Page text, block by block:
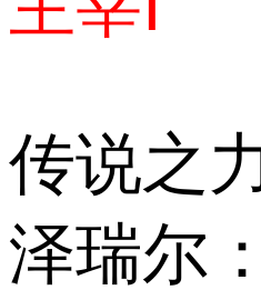
传说之
泽瑞尔